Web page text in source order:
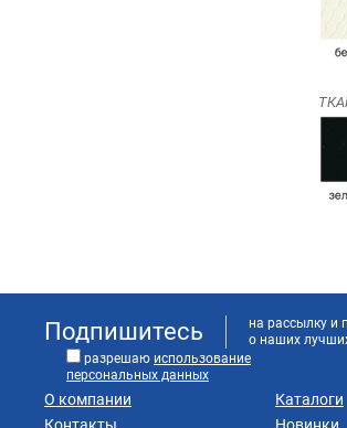
Подпишитесь
на рассылку и
о наших
разрешаю использование
персональных данных
О компании
Каталоги